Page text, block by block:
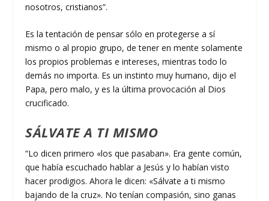
nosotros, cristianos”.
Es la tentación de pensar sólo en protegerse a sí
mismo o al propio grupo, de tener en mente solamente
los propios problemas e intereses, mientras todo lo
demás no importa. Es un instinto muy humano, dijo el
Papa, pero malo, y es la última provocación al Dios
crucificado.
SÁLVATE A TI MISMO
“Lo dicen primero «los que pasaban». Era gente común,
que había escuchado hablar a Jesús y lo habían visto
hacer prodigios. Ahora le dicen: «Sálvate a ti mismo
bajando de la cruz». No tenían compasión, sino ganas